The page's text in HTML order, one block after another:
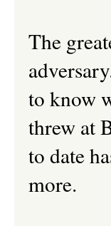
The
to know
threw at
to date
more.